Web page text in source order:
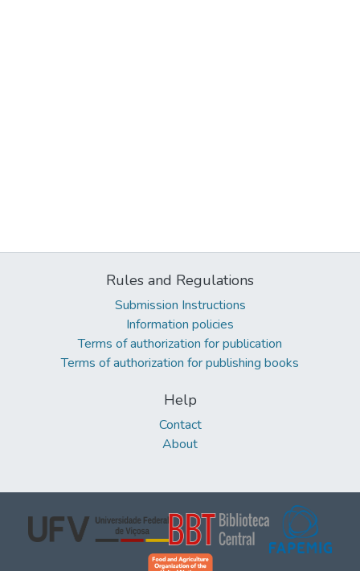
Rules and Regulations
Submission Instructions
Information policies
Terms of authorization for publication
Terms of authorization for publishing books
Help
Contact
About